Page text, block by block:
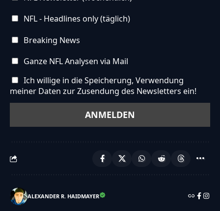
NFL - Headlines only (täglich)
Breaking News
Ganze NFL Analysen via Mail
Ich willige in die Speicherung, Verwendung
meiner Daten zur Zusendung des Newsletters ein!
ALEXANDER R. HAIDMAYER